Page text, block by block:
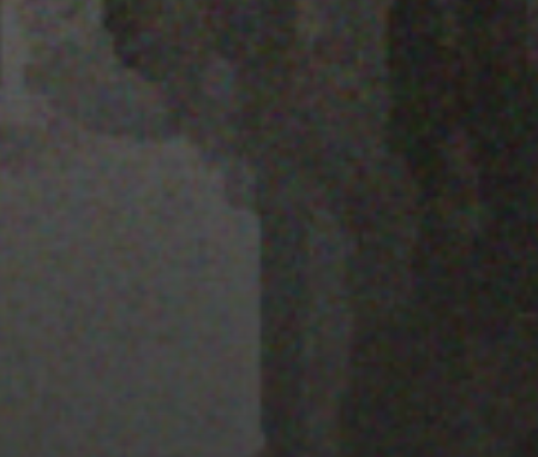
PISTA 1